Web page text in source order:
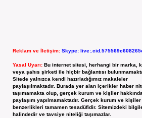
Reklam ve İletişim: Skype:
Yasal Uyarı: Bu internet sitesi, herhangi bir marka,
veya şahıs şirketi ile hiçbir bağlantısı
Sitede yalnızca kendi hazırladığımız makaleler
paylaşılmaktadır. Burada yer alan içerikler haber
taşımamakta olup, gerçek kurum ve kişiler
paylaşım yapılmamaktadır. Gerçek kurum ve
benzerlikleri tamamen tesadüfidir. Sitemizdeki
halindedir ve tavsiye niteliği taşımazlar.